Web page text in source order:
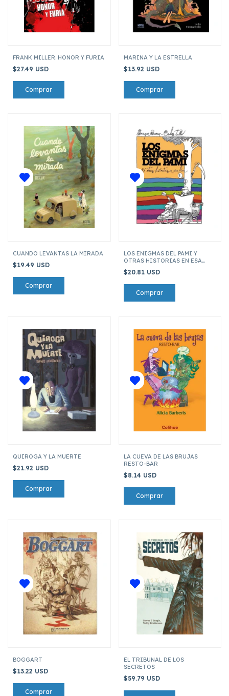
FRANK MILLER. HONOR Y FURIA
$27.49 USD
MARINA Y LA ESTRELLA
$13.92 USD
CUANDO LEVANTAS LA MIRADA
$19.49 USD
LOS ENIGMAS DEL PAMI Y
OTRAS HISTORIAS EN ESA
$20.81 USD
QUIROGA Y LA MUERTE
$21.92 USD
LA CUEVA DE LAS BRUJAS
RESTO-BAR
$8.14 USD
BOGGART
$13.22 USD
EL TRIBUNAL DE LOS
SECRETOS
$59.79 USD